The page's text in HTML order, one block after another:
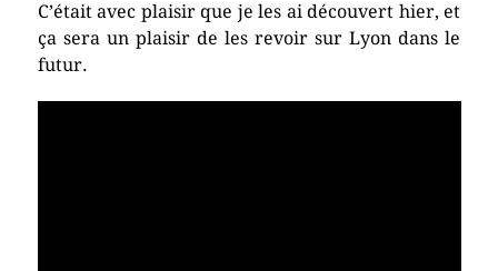
C’était avec plaisir que je les ai découvert hier, et
ça sera un plaisir de les revoir sur Lyon dans le
futur.